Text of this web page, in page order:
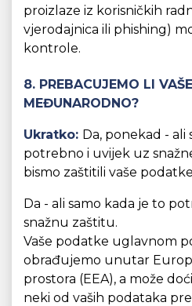
proizlaze iz korisničkih
vjerodajnica ili phishing)
kontrole.
8. PREBACUJEMO LI
MEĐUNARODNO?
Ukratko: Da, ponekad - ali
potrebno i uvijek uz
bismo zaštitili vaše
Da - ali samo kada je to
snažnu zaštitu.
Vaše podatke uglavnom
obrađujemo unutar
prostora (EEA), a može
neki od vaših podataka